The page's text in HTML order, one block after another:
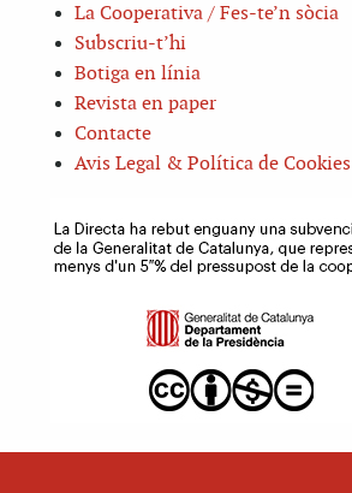
La Cooperativa / Fes-te’n sòcia
Subscriu-t’hi
Botiga en línia
Revista en paper
Contacte
Avis Legal & Política de Cookies